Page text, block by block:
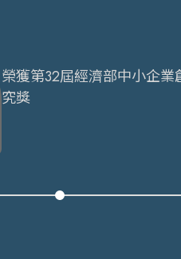
榮獲第32屆經濟部中小企業
究獎